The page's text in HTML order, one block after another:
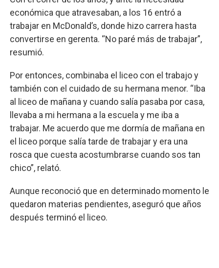
económica que atravesaban, a los 16 entró a
trabajar en McDonald’s, donde hizo carrera hasta
convertirse en gerenta. “No paré más de trabajar”,
resumió.
Por entonces, combinaba el liceo con el trabajo y
también con el cuidado de su hermana menor. “Iba
al liceo de mañana y cuando salía pasaba por casa,
llevaba a mi hermana a la escuela y me iba a
trabajar. Me acuerdo que me dormía de mañana en
el liceo porque salía tarde de trabajar y era una
rosca que cuesta acostumbrarse cuando sos tan
chico”, relató.
Aunque reconoció que en determinado momento le
quedaron materias pendientes, aseguró que años
después terminó el liceo.